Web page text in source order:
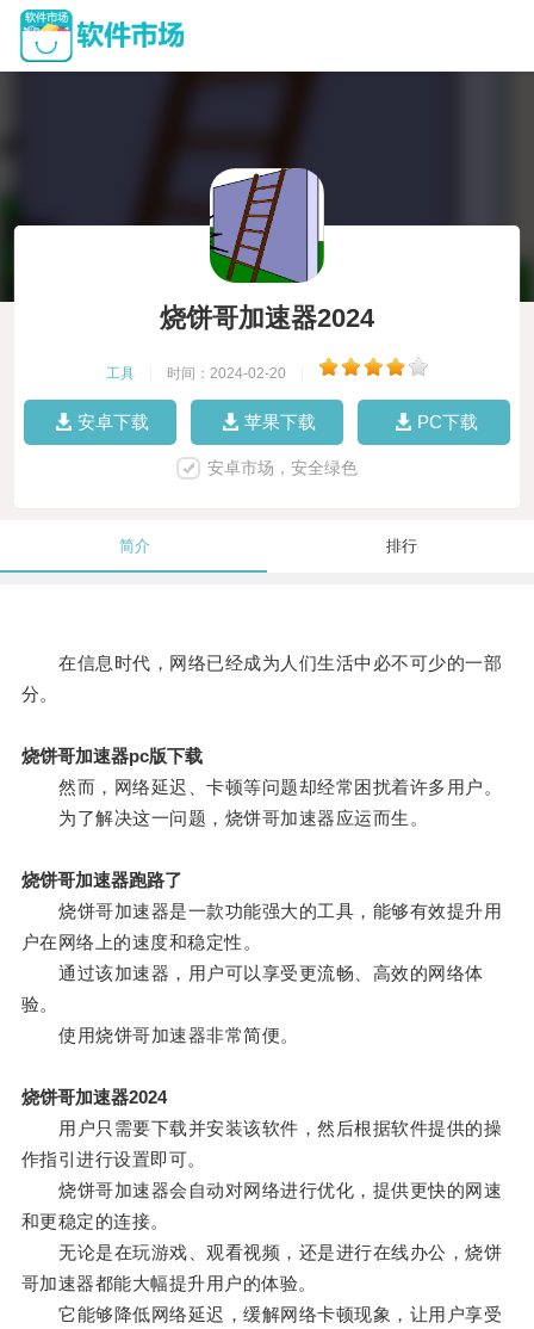
烧饼哥加速器2024
工具 时间：2024-02-20
安卓下载 苹果下载 PC下载
安卓市场，安全绿色
简介 排行
在信息时代，网络已经成为人们生活中必不可少的一部
分。
烧饼哥加速器pc版下载
然而，网络延迟、卡顿等问题却经常困扰着许多用户。
为了解决这一问题，烧饼哥加速器应运而生。
烧饼哥加速器跑路了
烧饼哥加速器是一款功能强大的工具，能够有效提升用
户在网络上的速度和稳定性。
通过该加速器，用户可以享受更流畅、高效的网络体
验。
使用烧饼哥加速器非常简便。
烧饼哥加速器2024
用户只需要下载并安装该软件，然后根据软件提供的操
作指引进行设置即可。
烧饼哥加速器会自动对网络进行优化，提供更快的网速
和更稳定的连接。
无论是在玩游戏、观看视频，还是进行在线办公，烧饼
哥加速器都能大幅提升用户的体验。
它能够降低网络延迟，缓解网络卡顿现象，让用户享受